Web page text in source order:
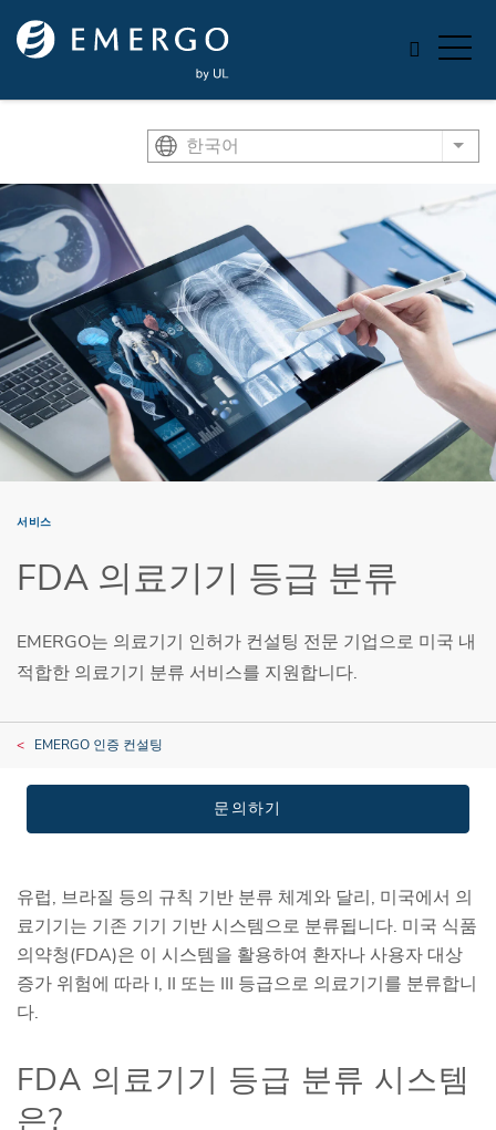
Skip to main content
한국어 List
서비스
FDA 의료기기 등급 분류
EMERGO는 의료기기 인허가 컨설팅 전문 기업으로 미국 내
적합한 의료기기 분류 서비스를 지원합니다.
EMERGO 인증 컨설팅
문의하기
유럽, 브라질 등의 규칙 기반 분류 체계와 달리, 미국에서 의
료기기는 기존 기기 기반 시스템으로 분류됩니다. 미국 식품
의약청(FDA)은 이 시스템을 활용하여 환자나 사용자 대상
증가 위험에 따라 I, II 또는 III 등급으로 의료기기를 분류합니
다.
FDA 의료기기 등급 분류 시스템
은?